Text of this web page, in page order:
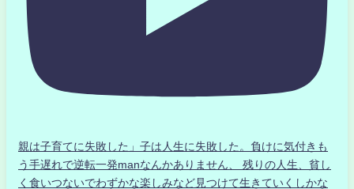
親は子育てに失敗した」子は人生に失敗した。負けに気付きも
う手遅れで逆転一発manなんかありません、 残りの人生、貧し
く食いつないでわずかな楽しみなど見つけて生きていくしかな